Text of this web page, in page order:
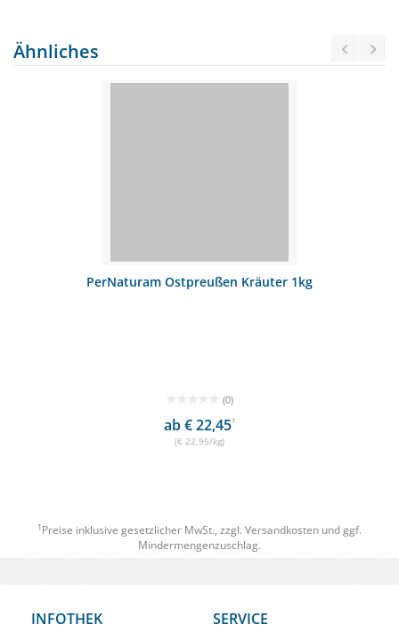
Ähnliches
PerNaturam Ostpreußen Kräuter 1kg
(0)
ab € 22,451
(€ 22,95/kg)
1 Preise inklusive gesetzlicher MwSt., zzgl. Versandkosten und ggf.
Mindermengenzuschlag.
INFOTHEK SERVICE